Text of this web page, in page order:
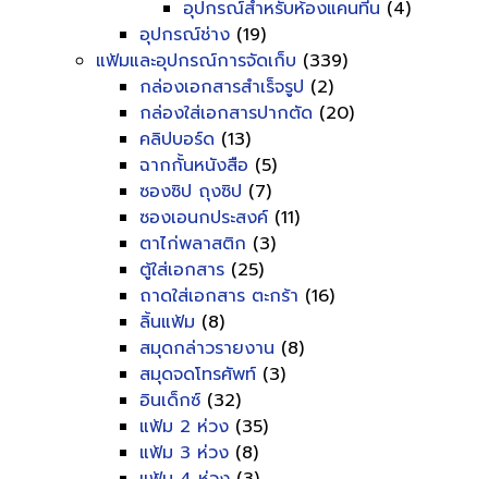
อุปกรณ์สำหรับห้องแคนทีน (4)
อุปกรณ์ช่าง (19)
แฟ้มและอุปกรณ์การจัดเก็บ (339)
กล่องเอกสารสำเร็จรูป (2)
กล่องใส่เอกสารปากตัด (20)
คลิปบอร์ด (13)
ฉากกั้นหนังสือ (5)
ซองซิป ถุงซิป (7)
ซองเอนกประสงค์ (11)
ตาไก่พลาสติก (3)
ตู้ใส่เอกสาร (25)
ถาดใส่เอกสาร ตะกร้า (16)
ลิ้นแฟ้ม (8)
สมุดกล่าวรายงาน (8)
สมุดจดโทรศัพท์ (3)
อินเด็กซ์ (32)
แฟ้ม 2 ห่วง (35)
แฟ้ม 3 ห่วง (8)